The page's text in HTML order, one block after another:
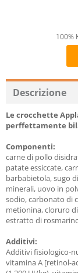
100%
Descrizione
Le crocchette
perffettamente
Componenti:
carne di pollo
patate essiccate,
barbabietola, sugo
minerali, uovo in
sodio, carbonato di
metionina, cloruro
estratto di
Additivi:
Additivi fisiologico-
vitamina A [retinol-